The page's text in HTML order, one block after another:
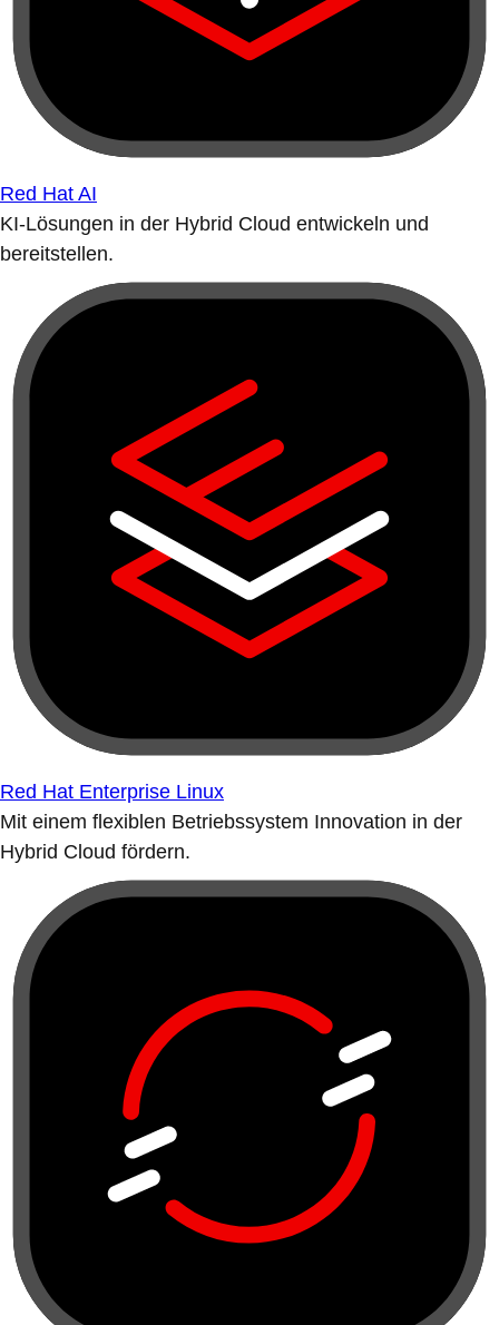
Red Hat AI
KI-Lösungen in der Hybrid Cloud entwickeln und
bereitstellen.
Red Hat Enterprise Linux
Mit einem flexiblen Betriebssystem Innovation in der
Hybrid Cloud fördern.